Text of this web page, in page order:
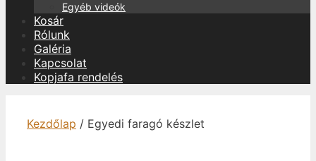
Egyéb videók
Kosár
Rólunk
Galéria
Kapcsolat
Kopjafa rendelés
Kezdőlap / Egyedi faragó készlet